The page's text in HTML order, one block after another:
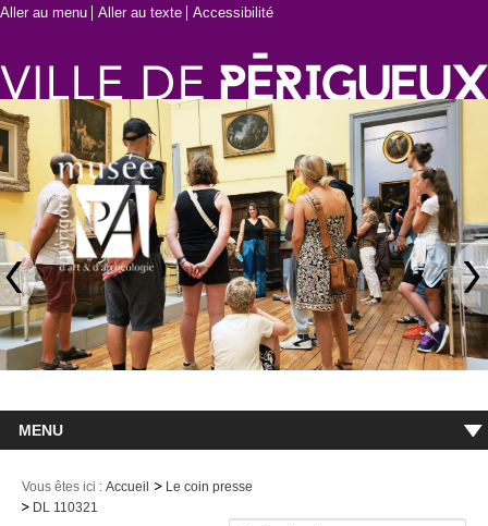
Aller au menu Aller au texte Accessibilité
MENU
Le musée
Vous êtes ici : Accueil
Le coin presse
DL 110321